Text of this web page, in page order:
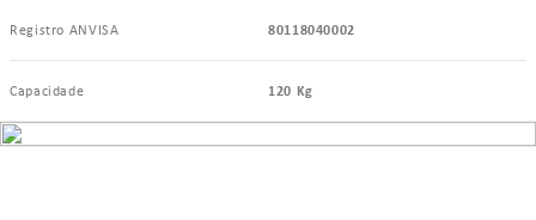
Registro ANVISA 80118040002
Capacidade 120 Kg